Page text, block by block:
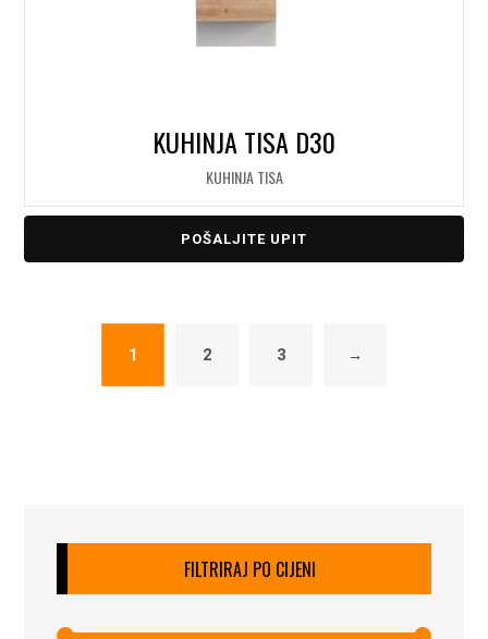
KUHINJA TISA D30
KUHINJA TISA
POŠALJITE UPIT
1 2 3 →
FILTRIRAJ PO CIJENI